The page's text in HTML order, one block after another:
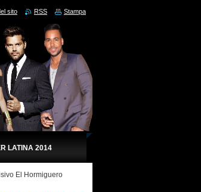
LATINA 2014
El Hormiguero
sito RSS Stampa